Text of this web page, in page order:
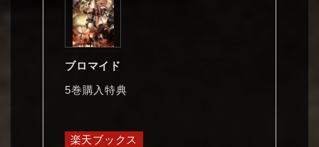
ブロマイド
5巻購入特典
楽天ブックス